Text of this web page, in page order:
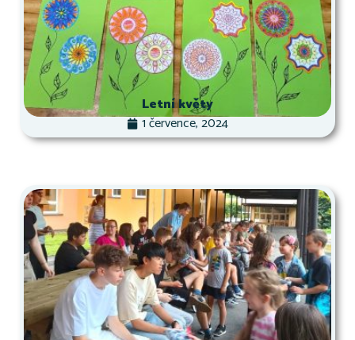
Letní květy
1 července, 2024